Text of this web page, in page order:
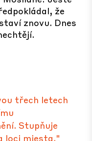
že
znovu. Dnes
třech letech
Stupňuje
loci miesta."